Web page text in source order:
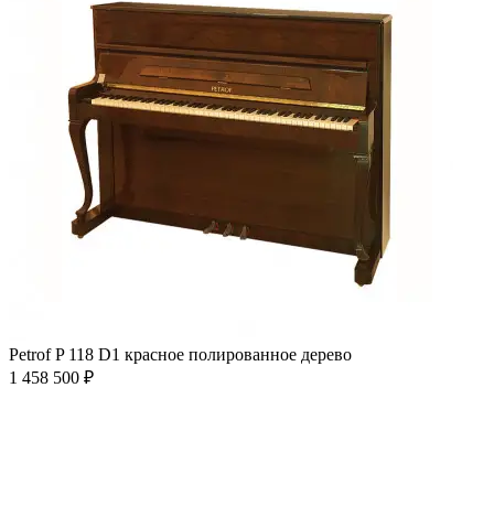
Petrof P 118 D1 красное полированное дерево
1 458 500 ₽